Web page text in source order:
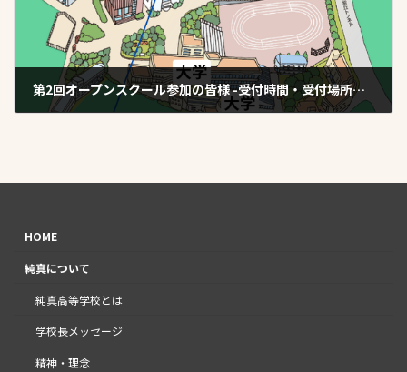
第2回オープンスクール参加の皆様 -受付時間・受付場所・在校生メッセージ-
HOME
純真について
純真高等学校とは
学校長メッセージ
精神・理念